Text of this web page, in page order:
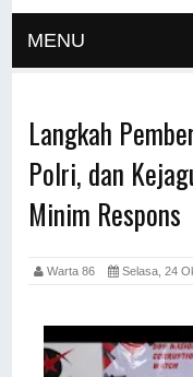
MENU
Langkah
Polri, dan
Minim Respons
Warta 86 Selasa, 24